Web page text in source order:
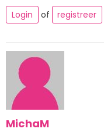
Login
of registreer
MichaM